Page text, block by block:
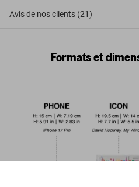
Avis de nos clients (21)
Formats et